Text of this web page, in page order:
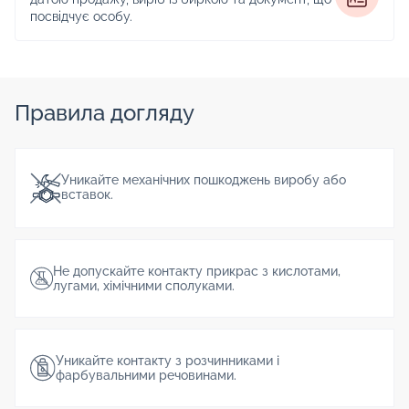
посвідчує особу.
Правила догляду
Уникайте механічних пошкоджень виробу або
вставок.
Не допускайте контакту прикрас з кислотами,
лугами, хімічними сполуками.
Уникайте контакту з розчинниками і
фарбувальними речовинами.